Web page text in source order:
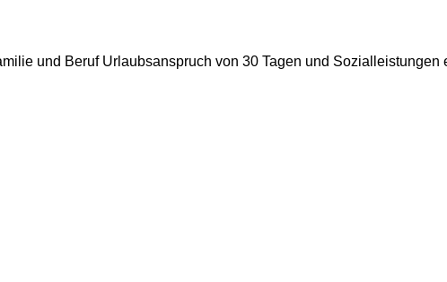
und Beruf Urlaubsanspruch von 30 Tagen und Sozialleistungen